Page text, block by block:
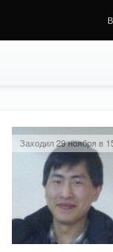
Заходил 29 ноября в